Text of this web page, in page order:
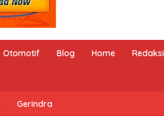
Otomotif Blog Home Redaksi
Gerindra